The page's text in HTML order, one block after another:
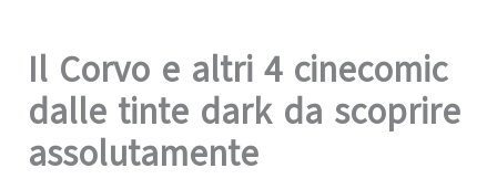
Il Corvo e altri 4 cinecomic
dalle tinte dark da scoprire
assolutamente